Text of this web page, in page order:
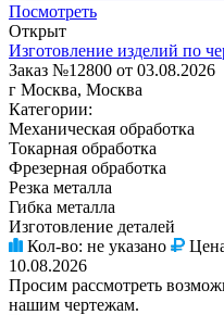
Посмотреть
Открыт
Изготовление изделий по
Заказ №12800 от 03.08.2026
г Москва, Москва
Категории:
Механическая обработка
Токарная обработка
Фрезерная обработка
Резка металла
Гибка металла
Изготовление деталей
Кол-во: не указано
10.08.2026
Просим рассмотреть
нашим чертежам.